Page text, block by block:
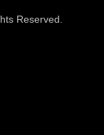
Reserved.